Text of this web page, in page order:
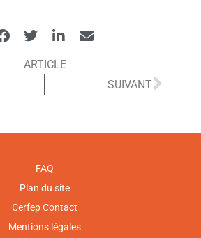
ARTICLE
SUIVANT
FAQ
Plan du site
Cerfep Contact
Mentions légales